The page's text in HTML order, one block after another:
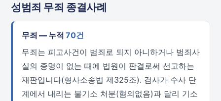
성범죄 무죄 종결사례
무죄 — 누적 70건
무죄는 피고사건이 범죄로 되지 아니하거나 범죄사
실의 증명이 없는 때에 법원이 판결로써 선고하는
재판입니다(형사소송법 제325조). 검사가 수사 단
계에서 내리는 불기소 처분(혐의없음)과 달리 기소